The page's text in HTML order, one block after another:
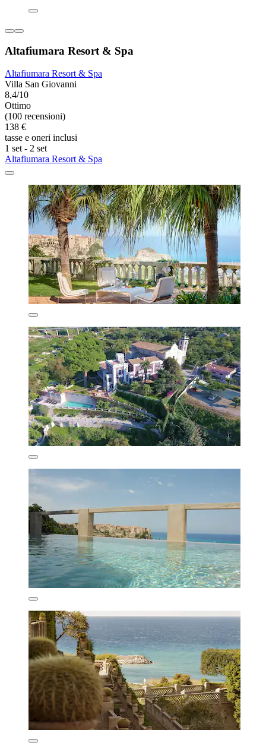
Altafiumara Resort & Spa
Altafiumara Resort & Spa
Villa San Giovanni
8,4/10
Ottimo
(100 recensioni)
138 €
tasse e oneri inclusi
1 set - 2 set
Altafiumara Resort & Spa